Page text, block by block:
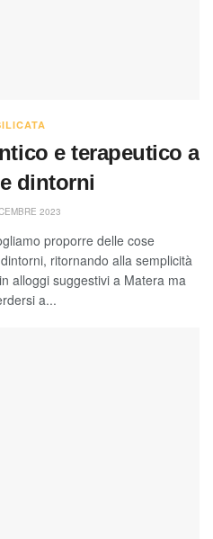
e terapeutico a
dintorni
2023
proporre delle cose
ritornando alla semplicità
alloggi suggestivi a Matera ma
a...